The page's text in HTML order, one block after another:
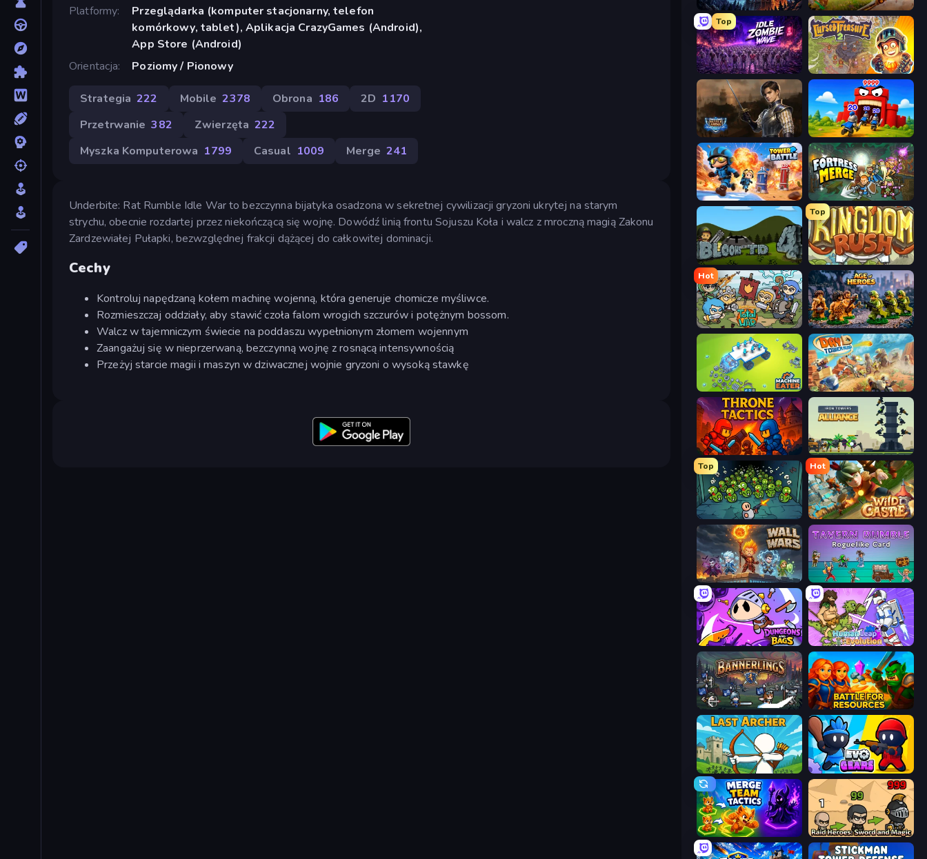
Platformy
Przeglądarka (komputer stacjonarny, telefon
komórkowy, tablet), Aplikacja CrazyGames (Android),
App Store (Android)
Orientacja
Poziomy / Pionowy
Strategia 222 Mobile 2378 Obrona 186 2D 1170
Przetrwanie 382 Zwierzęta 222
Myszka Komputerowa 1799 Casual 1009 Merge 241
Underbite: Rat Rumble Idle War to bezczynna bijatyka osadzona w sekretnej cywilizacji gryzoni ukrytej na starym
strychu, obecnie rozdartej przez niekończącą się wojnę. Dowódź linią frontu Sojuszu Koła i walcz z mroczną magią Zakonu
Zardzewiałej Pułapki, bezwzględnej frakcji dążącej do całkowitej dominacji.
Cechy
Kontroluj napędzaną kołem machinę wojenną, która generuje chomicze myśliwce.
Rozmieszczaj oddziały, aby stawić czoła falom wrogich szczurów i potężnym bossom.
Walcz w tajemniczym świecie na poddaszu wypełnionym złomem wojennym
Zaangażuj się w nieprzerwaną, bezczynną wojnę z rosnącą intensywnością
Przeżyj starcie magii i maszyn w dziwacznej wojnie gryzoni o wysoką stawkę
Evil Tower Infinity Kingdom
Top
Idle Zombie Wave: Survivors Cursed Treasure 2
Battle Arena TimeWarriors
Tower Battle Fortress Merge
Bloons Tower Defense 4
Top
Kingdom Rush
Hot
Raid Heroes: Total War Age of Heroes
Machine Eater Day D Tower Rush
Throne Tactics Iron Towers Alliance
Top
Base Defence
Hot
Wild Castle TD: Grow Empire
Wall Wars Tavern Rumble: Roguelike Card
Dungeons and Bags Human Leap: Evolution
Bannerlings Battle for Resources
Last Archer Evo Gears
Merge Team Tactics Raid Heroes: Sword and Magic